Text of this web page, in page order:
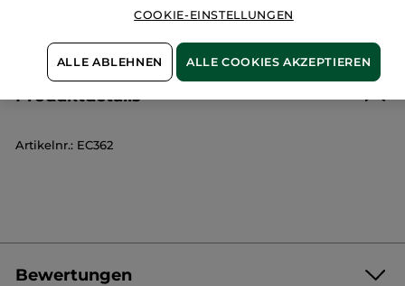
ES GELTEN UNSERE AGBS. UNSERE ANGEBOTS-
PREISE WERDEN IM VERGLEICH ZU UNSEREN
Produktdetails
Artikelnr.: EC362
Bewertungen
COOKIE-EINSTELLUNGEN
ALLE ABLEHNEN ALLE COOKIES AKZEPTIEREN